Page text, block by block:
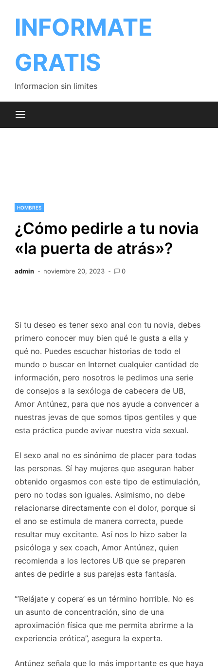
contenidoINFORMATE
GRATIS
Informacion sin limites
HOMBRES
¿Cómo pedirle a tu novia
«la puerta de atrás»?
admin noviembre 20, 2023 0
Si tu deseo es tener sexo anal con tu novia, debes
primero conocer muy bien qué le gusta a ella y
qué no. Puedes escuchar historias de todo el
mundo o buscar en Internet cualquier cantidad de
información, pero nosotros le pedimos una serie
de consejos a la sexóloga de cabecera de UB,
Amor Antúnez, para que nos ayude a convencer a
nuestras jevas de que somos tipos gentiles y que
esta práctica puede avivar nuestra vida sexual.
El sexo anal no es sinónimo de placer para todas
las personas. Sí hay mujeres que aseguran haber
obtenido orgasmos con este tipo de estimulación,
pero no todas son iguales. Asimismo, no debe
relacionarse directamente con el dolor, porque si
el ano se estimula de manera correcta, puede
resultar muy excitante. Así nos lo hizo saber la
psicóloga y sex coach, Amor Antúnez, quien
recomienda a los lectores UB que se preparen
antes de pedirle a sus parejas esta fantasía.
“’Relájate y copera’ es un término horrible. No es
un asunto de concentración, sino de una
aproximación física que me permita abrirme a la
experiencia erótica”, asegura la experta.
Antúnez señala que lo más importante es que haya